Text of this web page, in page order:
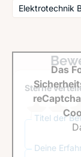
Elektrotechnik
Sterne
Titel der
Deine
Das